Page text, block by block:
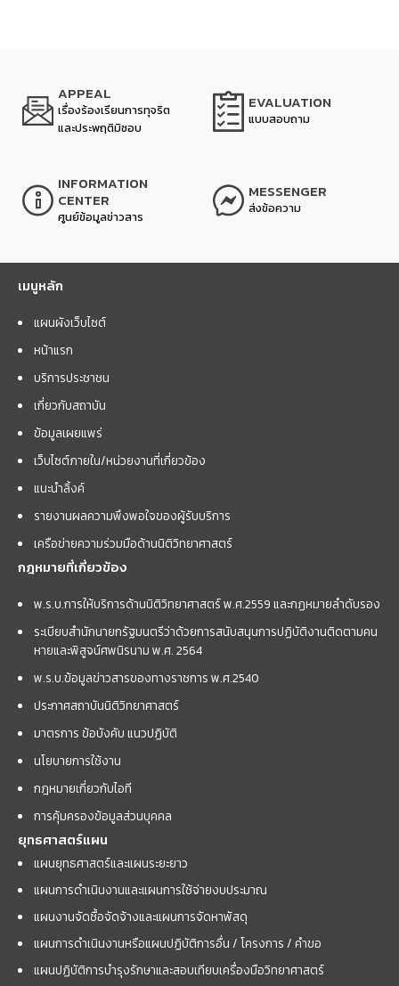
APPEAL
เรื่องร้องเรียนการทุจริต
และประพฤติมิชอบ
EVALUATION
แบบสอบถาม
INFORMATION
CENTER
ศูนย์ข้อมูลข่าวสาร
MESSENGER
ส่งข้อความ
เมนูหลัก
แผนผังเว็บไซต์
หน้าแรก
บริการประชาชน
เกี่ยวกับสถาบัน
ข้อมูลเผยแพร่
เว็บไซต์ภายใน/หน่วยงานที่เกี่ยวข้อง
แนะนำลิ้งค์
รายงานผลความพึงพอใจของผู้รับบริการ
เครือข่ายความร่วมมือด้านนิติวิทยาศาสตร์
กฎหมายที่เกี่ยวข้อง
พ.ร.บ.การให้บริการด้านนิติวิทยาศาสตร์ พ.ศ.2559 และกฏหมายลำดับรอง
ระเบียบสำนักนายกรัฐมนตรีว่าด้วยการสนับสนุนการปฏิบัติงานติดตามคน
หายและพิสูจน์ศพนิรนาม พ.ศ. 2564
พ.ร.บ.ข้อมูลข่าวสารของทางราชการ พ.ศ.2540
ประกาศสถาบันนิติวิทยาศาสตร์
มาตรการ ข้อบังคับ แนวปฏิบัติ
นโยบายการใช้งาน
กฎหมายเกี่ยวกับไอที
การคุ้มครองข้อมูลส่วนบุคคล
ยุทธศาสตร์แผน
แผนยุทธศาสตร์และแผนระยะยาว
แผนการดำเนินงานและแผนการใช้จ่ายงบประมาณ
แผนงานจัดซื้อจัดจ้างและแผนการจัดหาพัสดุ
แผนการดำเนินงานหรือแผนปฏิบัติการอื่น / โครงการ / คำขอ
แผนปฏิบัติการบำรุงรักษาและสอบเทียบเครื่องมือวิทยาศาสตร์